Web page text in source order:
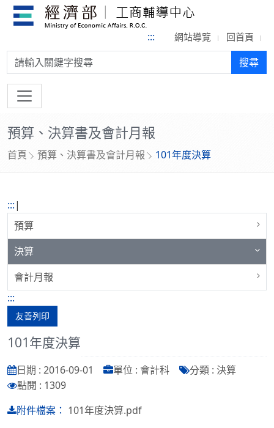
::: 網站導覽 回首頁
搜尋: 搜尋
預算、決算書及會計月報
首頁 預算、決算書及會計月報 101年度決算
:::|
預算
決算
會計月報
:::
友善列印
101年度決算
日期 : 2016-09-01 單位 : 會計科
分類 : 決算
點閱 : 1309
附件檔案： 101年度決算.pdf